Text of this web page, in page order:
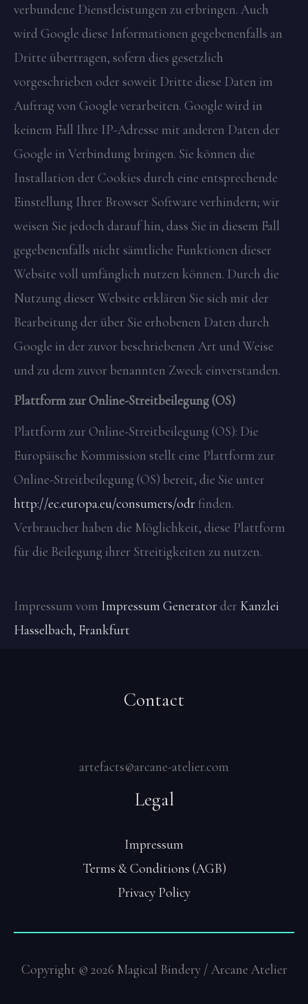
verbundene Dienstleistungen zu erbringen. Auch
wird Google diese Informationen gegebenenfalls an
Dritte übertragen, sofern dies gesetzlich
vorgeschrieben oder soweit Dritte diese Daten im
Auftrag von Google verarbeiten. Google wird in
keinem Fall Ihre IP-Adresse mit anderen Daten der
Google in Verbindung bringen. Sie können die
Installation der Cookies durch eine entsprechende
Einstellung Ihrer Browser Software verhindern; wir
weisen Sie jedoch darauf hin, dass Sie in diesem Fall
gegebenenfalls nicht sämtliche Funktionen dieser
Website voll umfänglich nutzen können. Durch die
Nutzung dieser Website erklären Sie sich mit der
Bearbeitung der über Sie erhobenen Daten durch
Google in der zuvor beschriebenen Art und Weise
und zu dem zuvor benannten Zweck einverstanden.
Plattform zur Online-Streitbeilegung (OS)
Plattform zur Online-Streitbeilegung (OS): Die
Europäische Kommission stellt eine Plattform zur
Online-Streitbeilegung (OS) bereit, die Sie unter
http://ec.europa.eu/consumers/odr finden.
Verbraucher haben die Möglichkeit, diese Plattform
für die Beilegung ihrer Streitigkeiten zu nutzen.
Impressum vom Impressum Generator der Kanzlei
Hasselbach, Frankfurt
Contact
artefacts@arcane-atelier.com
Legal
Impressum
Terms & Conditions (AGB)
Privacy Policy
Copyright © 2026 Magical Bindery / Arcane Atelier